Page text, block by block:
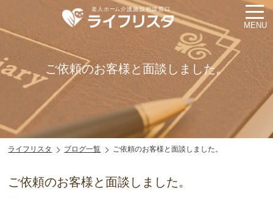
MENU
ご依頼のお客様と面談しました。
ライフリスタ ブログ一覧 ご依頼のお客様と面談しました。
ご依頼のお客様と面談しました。